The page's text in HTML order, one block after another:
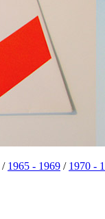
/ 1965 - 1969 / 1970 -